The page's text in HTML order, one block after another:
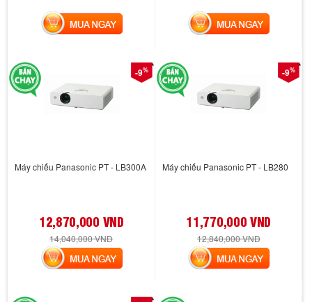
MUA NGAY MUA NGAY
-9%
Máy chiếu Panasonic PT - LB300A
12,870,000 VND
14,040,000 VND
MUA NGAY
-9%
Máy chiếu Panasonic PT - LB280
11,770,000 VND
12,840,000 VND
MUA NGAY